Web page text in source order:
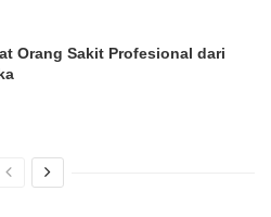
Orang Sakit Profesional dari